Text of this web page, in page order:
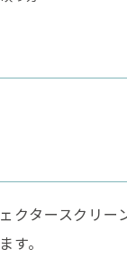
クタースクリ
す。